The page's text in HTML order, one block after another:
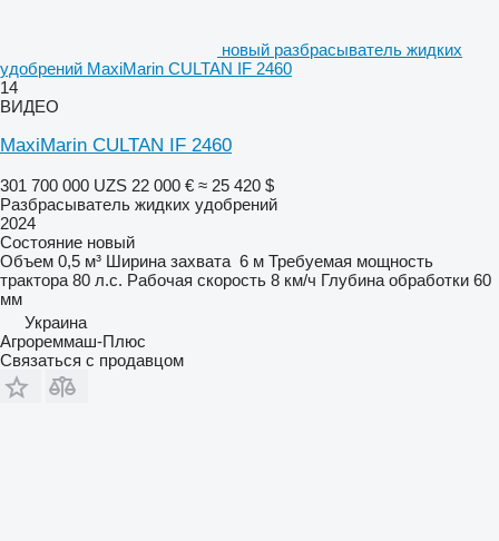
новый разбрасыватель жидких
удобрений MaxiMarin CULTAN IF 2460
14
ВИДЕО
MaxiMarin CULTAN IF 2460
301 700 000 UZS 22 000 € ≈ 25 420 $
Разбрасыватель жидких удобрений
2024
Состояние новый
Объем 0,5 м³ Ширина захвата 6 м Требуемая мощность
трактора 80 л.с. Рабочая скорость 8 км/ч Глубина обработки 60
мм
Украина
Агрореммаш-Плюс
Связаться с продавцом